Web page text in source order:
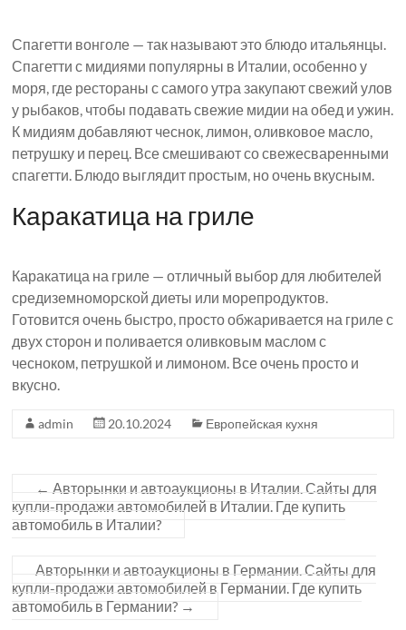
Спагетти вонголе — так называют это блюдо итальянцы.
Спагетти с мидиями популярны в Италии, особенно у
моря, где рестораны с самого утра закупают свежий улов
у рыбаков, чтобы подавать свежие мидии на обед и ужин.
К мидиям добавляют чеснок, лимон, оливковое масло,
петрушку и перец. Все смешивают со свежесваренными
спагетти. Блюдо выглядит простым, но очень вкусным.
Каракатица на гриле
Каракатица на гриле — отличный выбор для любителей
средиземноморской диеты или морепродуктов.
Готовится очень быстро, просто обжаривается на гриле с
двух сторон и поливается оливковым маслом с
чесноком, петрушкой и лимоном. Все очень просто и
вкусно.
admin 20.10.2024 Европейская кухня
← Авторынки и автоаукционы в Италии. Сайты для
купли-продажи автомобилей в Италии. Где купить
автомобиль в Италии?
Авторынки и автоаукционы в Германии. Сайты для
купли-продажи автомобилей в Германии. Где купить
автомобиль в Германии? →